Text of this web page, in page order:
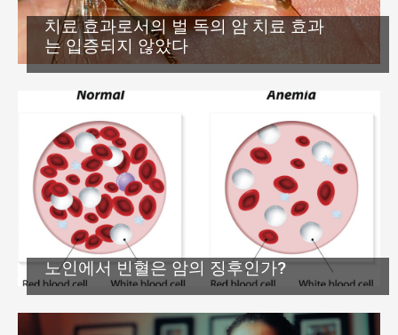
치료 효과로서의 벌 독의 암 치료 효과
는 입증되지 않았다
노인에서 빈혈은 암의 징후인가?